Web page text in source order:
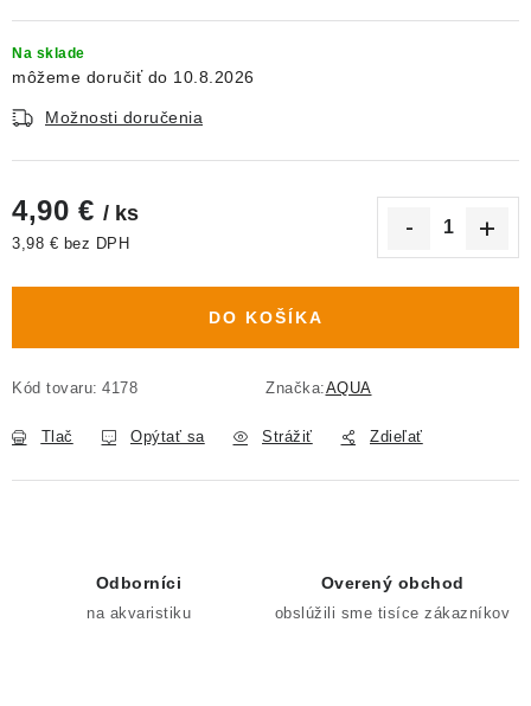
O nás
Na sklade
10.8.2026
Možnosti doručenia
4,90 € / ks
3,98 € bez DPH
DO KOŠÍKA
Kód tovaru: 4178 Značka:AQUA
Tlač Opýtať sa Strážiť Zdieľať
Odborníci
na akvaristiku
Overený obchod
obslúžili sme tisíce zákazníkov